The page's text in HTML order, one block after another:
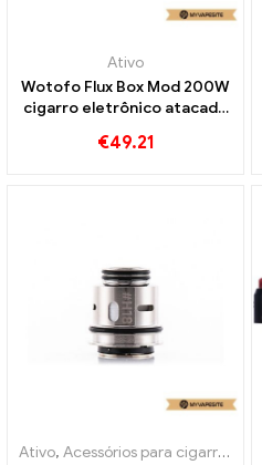
Ativo
Wotofo Flux Box Mod 200W
cigarro eletrônico atacado
€49.21
Ativo, Acessórios para cigarros eletrônicos